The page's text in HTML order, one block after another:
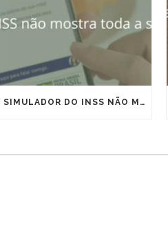
O SIMULADOR DO INSS NÃO MOSTRA TODA A SUA APOSENTADORIA